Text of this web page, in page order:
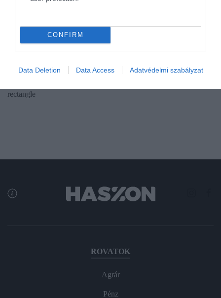
CONFIRM
Data Deletion Data Access Adatvédelmi szabályzat
Így alakul át a Velencei-tó ingatlanpiaca
A fővárosi árak elől menekülő fiatal családok és a hagyományos
is megjelentek a Velencei-tónál, ami gyökeresen átalakítja a
rectangle
ROVATOK
Agrár
Pénz